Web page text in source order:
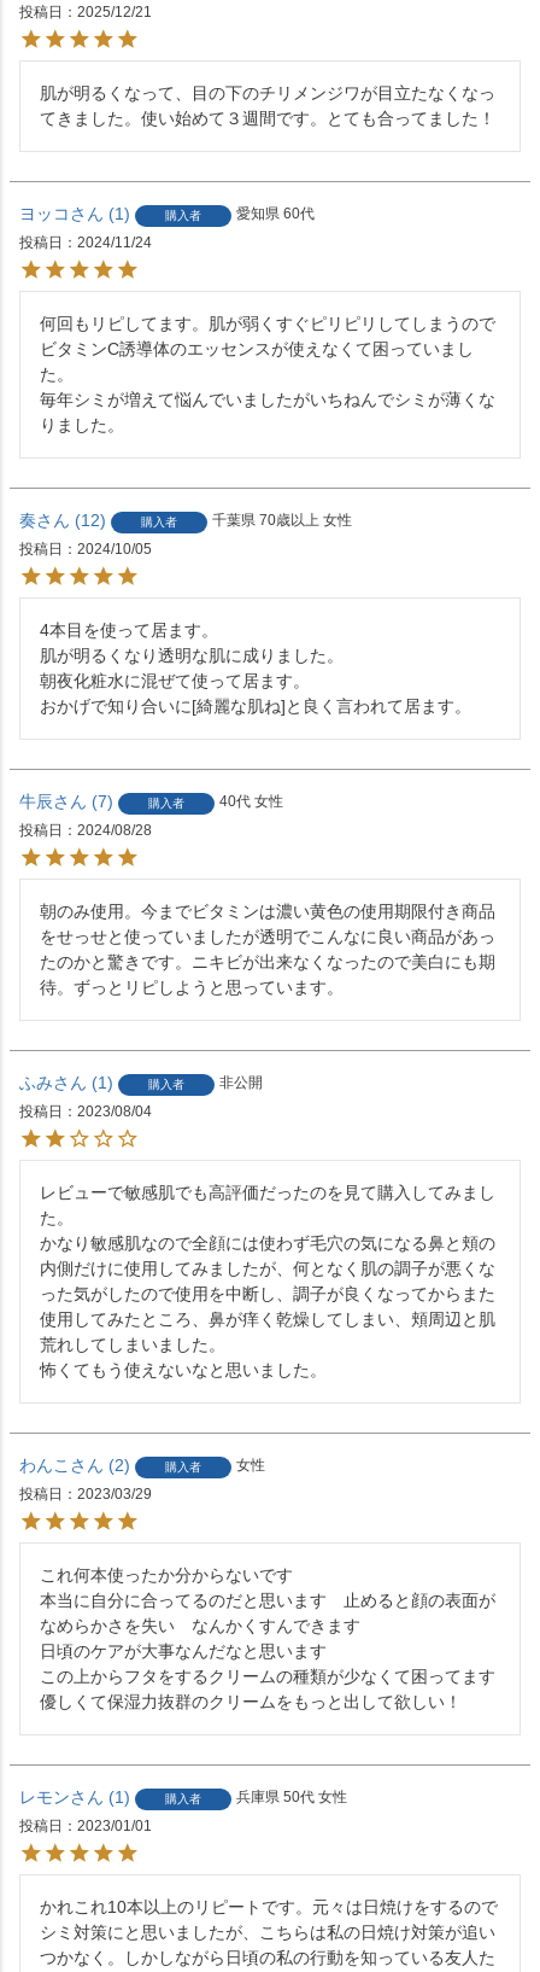
投稿日
2025/12/21
肌が明るくなって、目の下のチリメンジワが目立たなくなっ
てきました。使い始めて３週間です。とても合ってました！
ヨッコ 1 購入者 愛知県 60代
投稿日
2024/11/24
何回もリピしてます。肌が弱くすぐピリピリしてしまうので
ビタミンC誘導体のエッセンスが使えなくて困っていまし
た。
毎年シミが増えて悩んでいましたがいちねんでシミが薄くな
りました。
奏 12 購入者 千葉県 70歳以上 女性
投稿日
2024/10/05
4本目を使って居ます。
肌が明るくなり透明な肌に成りました。
朝夜化粧水に混ぜて使って居ます。
おかげで知り合いに[綺麗な肌ね]と良く言われて居ます。
牛辰 7 購入者 40代 女性
投稿日
2024/08/28
朝のみ使用。今までビタミンは濃い黄色の使用期限付き商品
をせっせと使っていましたが透明でこんなに良い商品があっ
たのかと驚きです。ニキビが出来なくなったので美白にも期
待。ずっとリピしようと思っています。
ふみ 1 購入者
非公開
投稿日
2023/08/04
レビューで敏感肌でも高評価だったのを見て購入してみまし
た。
かなり敏感肌なので全顔には使わず毛穴の気になる鼻と頬の
内側だけに使用してみましたが、何となく肌の調子が悪くな
った気がしたので使用を中断し、調子が良くなってからまた
使用してみたところ、鼻が痒く乾燥してしまい、頬周辺と肌
荒れしてしまいました。
怖くてもう使えないなと思いました。
わんこ 2 購入者
女性
投稿日
2023/03/29
これ何本使ったか分からないです
本当に自分に合ってるのだと思います　止めると顔の表面が
なめらかさを失い　なんかくすんできます
日頃のケアが大事なんだなと思います
この上からフタをするクリームの種類が少なくて困ってます
優しくて保湿力抜群のクリームをもっと出して欲しい！
レモン 1 購入者 兵庫県 50代 女性
投稿日
2023/01/01
かれこれ10本以上のリピートです。元々は日焼けをするので
シミ対策にと思いましたが、こちらは私の日焼け対策が追い
つかなく。しかしながら日頃の私の行動を知っている友人た